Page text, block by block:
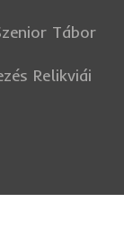
Tábor
Relikviái